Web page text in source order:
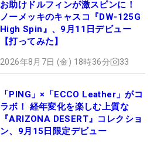
お助けドルフィンが激スピンに！
ノーメッキのキャスコ『DW-125G
High Spin』、9月11日デビュー
【打ってみた】
2026年8月7日 (金) 18時36分 33
「PING」×「ECCO Leather」がコ
ラボ！ 経年変化を楽しむ上質な
『ARIZONA DESERT』コレクショ
ン、9月15日限定デビュー